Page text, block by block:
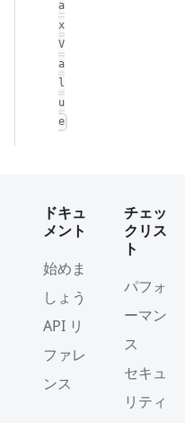
a
x
V
a
l
u
e
ドキュ
メント
始めま
しょう
API リ
ファレ
ンス
チェッ
クリス
ト
パフォ
ーマン
ス
セキュ
リティ